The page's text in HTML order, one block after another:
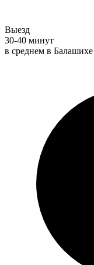
Выезд
30-40 минут
в среднем в Балашихе